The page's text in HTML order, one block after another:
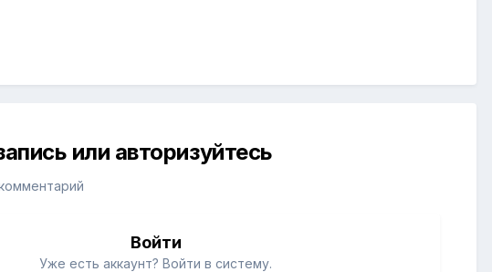
или авторизуйтесь
Войти
Уже есть аккаунт? Войти в систему.